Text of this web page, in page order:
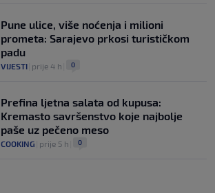
Pune ulice, više noćenja i milioni
prometa: Sarajevo prkosi turističkom
padu
VIJESTI prije 4 h 0
Prefina ljetna salata od kupusa:
Kremasto savršenstvo koje najbolje
paše uz pečeno meso
COOKING prije 5 h 0